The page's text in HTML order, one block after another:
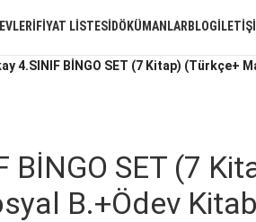
FIYAT LISTESIDÖKÜMANLARBLOG
4.SINIF BİNGO SET (7 Kitap) (Türkçe+
BİNGO SET (7
B.+Ödev